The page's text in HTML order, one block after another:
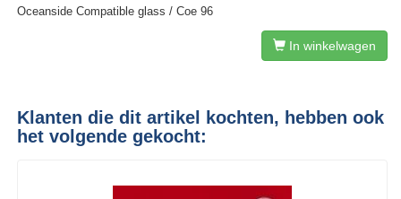
Oceanside Compatible glass / Coe 96
In winkelwagen
Klanten die dit artikel kochten, hebben ook
het volgende gekocht: